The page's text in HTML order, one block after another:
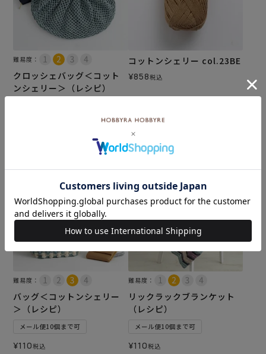
難易度：
クロッシェバッグ＜コット
ンシェリー＞（レシピ）
コットンシェリー col.23BE
¥858税込
カートに入れる
難易度：
バッグ＜コットンシェリー
＞（レシピ）
メール便10個まで可
¥110税込
難易度：
リックラックブランケット
（レシピ）
メール便10個まで可
¥110税込